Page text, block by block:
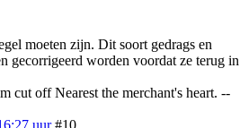
moeten zijn. Dit soort gedrags en
gecorrigeerd worden voordat ze terug in
cut off Nearest the merchant's heart. --
uur #10